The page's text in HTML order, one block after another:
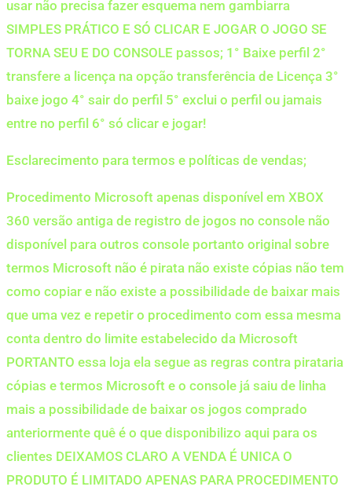
usar não precisa fazer esquema nem gambiarra
SIMPLES PRÁTICO E SÓ CLICAR E JOGAR O JOGO SE
TORNA SEU E DO CONSOLE passos; 1° Baixe perfil 2°
transfere a licença na opção transferência de Licença 3°
baixe jogo 4° sair do perfil 5° exclui o perfil ou jamais
entre no perfil 6° só clicar e jogar!
Esclarecimento para termos e políticas de vendas;
Procedimento Microsoft apenas disponível em XBOX
360 versão antiga de registro de jogos no console não
disponível para outros console portanto original sobre
termos Microsoft não é pirata não existe cópias não tem
como copiar e não existe a possibilidade de baixar mais
que uma vez e repetir o procedimento com essa mesma
conta dentro do limite estabelecido da Microsoft
PORTANTO essa loja ela segue as regras contra pirataria
cópias e termos Microsoft e o console já saiu de linha
mais a possibilidade de baixar os jogos comprado
anteriormente quê é o que disponibilizo aqui para os
clientes DEIXAMOS CLARO A VENDA É UNICA O
PRODUTO É LIMITADO APENAS PARA PROCEDIMENTO